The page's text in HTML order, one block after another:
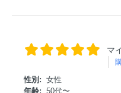
マ
性別: 女性
年齢: 50代〜